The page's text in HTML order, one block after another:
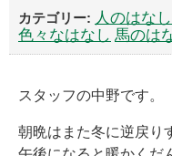
人のはなし
色々なはなし 馬のは
スタッフの中野です。
朝晩はまた冬に逆戻り